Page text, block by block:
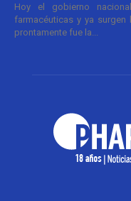
Hoy el gobierno
farmacéuticas y ya
prontamente fue la...